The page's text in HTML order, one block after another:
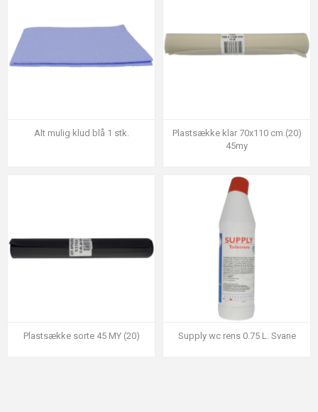
Alt mulig klud blå 1 stk.
Plastsække klar 70x110 cm.(20)
45my
Plastsække sorte 45 MY (20) Supply wc rens 0.75 L. Svane